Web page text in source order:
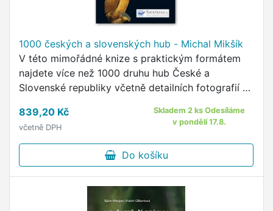
1000 českých a slovenských hub - Michal Mikšík
V této mimořádné knize s praktickým formátem
najdete více než 1000 druhu hub České a
Slovenské republiky včetně detailních fotografií a
839,20 Kč
včetně DPH
Skladem 2 ks Odesíláme
v pondělí 17.8.
Do košíku